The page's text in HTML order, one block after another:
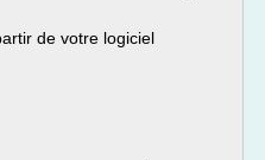
de votre logiciel